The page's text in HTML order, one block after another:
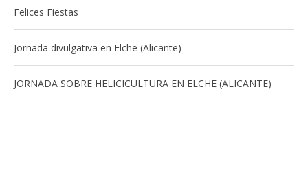
Felices Fiestas
Jornada divulgativa en Elche (Alicante)
JORNADA SOBRE HELICICULTURA EN ELCHE (ALICANTE)